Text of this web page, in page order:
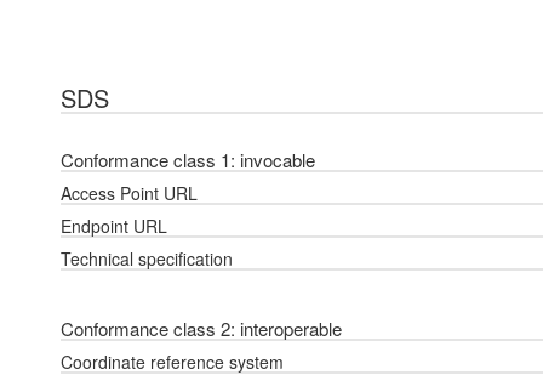
SDS
Conformance class 1: invocable
Access Point URL
Endpoint URL
Technical specification
Conformance class 2: interoperable
Coordinate reference system